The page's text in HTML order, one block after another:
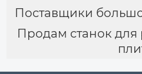
Поставщики
Продам станок для